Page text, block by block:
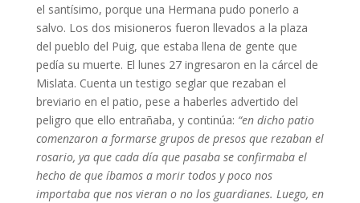
el santísimo, porque una Hermana pudo ponerlo a
salvo. Los dos misioneros fueron llevados a la plaza
del pueblo del Puig, que estaba llena de gente que
pedía su muerte. El lunes 27 ingresaron en la cárcel de
Mislata. Cuenta un testigo seglar que rezaban el
breviario en el patio, pese a haberles advertido del
peligro que ello entrañaba, y continúa: “en dicho patio
comenzaron a formarse grupos de presos que rezaban el
rosario, ya que cada día que pasaba se confirmaba el
hecho de que íbamos a morir todos y poco nos
importaba que nos vieran o no los guardianes. Luego, en